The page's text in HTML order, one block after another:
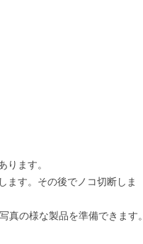
ります。
ます。その後でノコ切断しま
真の様な製品を準備できます。